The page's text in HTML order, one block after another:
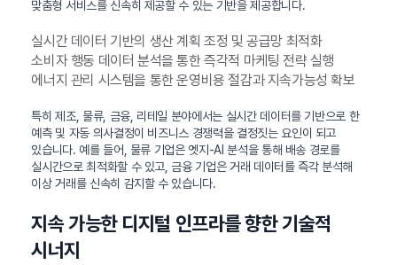
맞춤형 서비스를 신속히 제공할 수 있는 기반을 제공합니다.
실시간 데이터 기반의 생산 계획 조정 및 공급망 최적화
소비자 행동 데이터 분석을 통한 즉각적 마케팅 전략 실행
에너지 관리 시스템을 통한 운영비용 절감과 지속가능성 확보
특히 제조, 물류, 금융, 리테일 분야에서는 실시간 데이터를 기반으로 한
예측 및 자동 의사결정이 비즈니스 경쟁력을 결정짓는 요인이 되고
있습니다. 예를 들어, 물류 기업은 엣지-AI 분석을 통해 배송 경로를
실시간으로 최적화할 수 있고, 금융 기업은 거래 데이터를 즉각 분석해
이상 거래를 신속히 감지할 수 있습니다.
지속 가능한 디지털 인프라를 향한 기술적
시너지